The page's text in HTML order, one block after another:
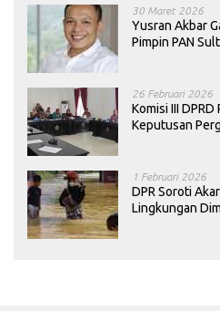
30 Maret 2026
Yusran Akbar
Pimpin PAN
26 Februari 2026
Komisi III
Keputusan
1 Februari 2026
DPR Soroti
Lingkungan